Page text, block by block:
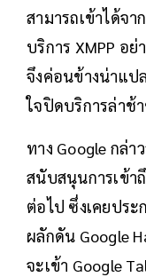
สามารถเข้าได้จ
บริการ XMPP อ
จึงค่อนข้างน่าแป
ใจปิดบริการล่าช้
ทาง Google กล่า
สนับสนุนการเข้า
ต่อไป ซึ่งเคยปร
ผลักดัน Google
จะเข้า Google